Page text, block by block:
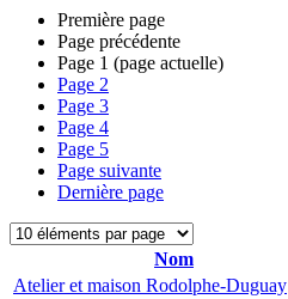
Première page
Page précédente
Page 1 (page actuelle)
Page 2
Page 3
Page 4
Page 5
Page suivante
Dernière page
Nom
Atelier et maison Rodolphe-Duguay